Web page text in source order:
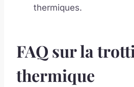
thermiques.
FAQ sur la
thermique